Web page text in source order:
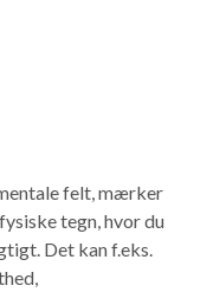
felt, mærker
tegn, hvor du
Det kan f.eks.